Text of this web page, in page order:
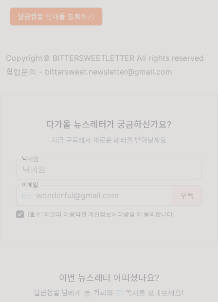
달콤쌉쌀 인재풀 등록하기
Copyright© BITTERSWEETLETTER All rights reserved
협업문의 - bittersweet.newsletter@gmail.com
다가올 뉴스레터가 궁금하신가요?
지금 구독해서 새로운 레터를 받아보세요
닉네임
이메일
✉️
[필수] 메일리 이용약관 개인정보처리방침 에 동의합니다.
이번 뉴스레터 어떠셨나요?
달콤쌉쌀 님에게 ☕️ 커피와 ✉️ 쪽지를 보내보세요!